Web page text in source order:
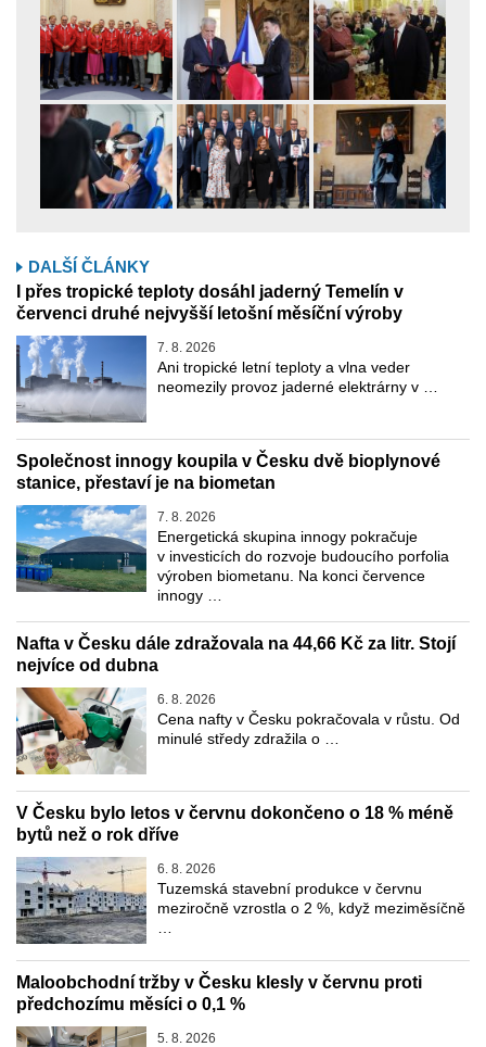
DALŠÍ ČLÁNKY
I přes tropické teploty dosáhl jaderný Temelín v
červenci druhé nejvyšší letošní měsíční výroby
7. 8. 2026
Ani tropické letní teploty a vlna veder
neomezily provoz jaderné elektrárny v …
Společnost innogy koupila v Česku dvě bioplynové
stanice, přestaví je na biometan
7. 8. 2026
Energetická skupina innogy pokračuje
v investicích do rozvoje budoucího porfolia
výroben biometanu. Na konci července
innogy …
Nafta v Česku dále zdražovala na 44,66 Kč za litr. Stojí
nejvíce od dubna
6. 8. 2026
Cena nafty v Česku pokračovala v růstu. Od
minulé středy zdražila o …
V Česku bylo letos v červnu dokončeno o 18 % méně
bytů než o rok dříve
6. 8. 2026
Tuzemská stavební produkce v červnu
meziročně vzrostla o 2 %, když meziměsíčně
Maloobchodní tržby v Česku klesly v červnu proti
předchozímu měsíci o 0,1 %
5. 8. 2026